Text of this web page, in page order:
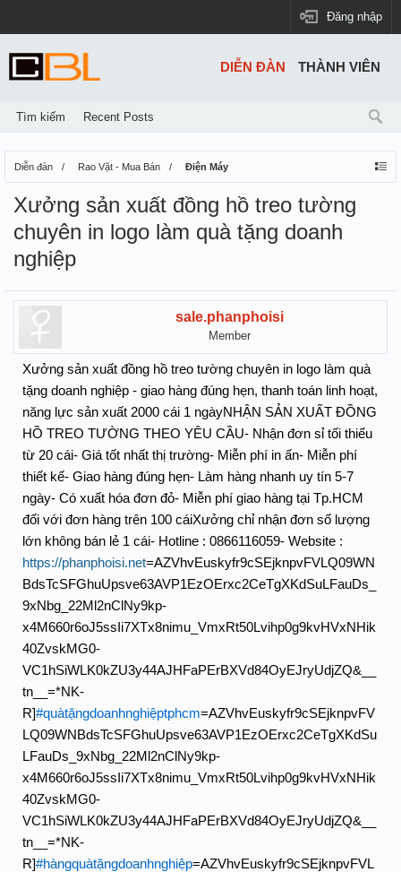
Đăng nhập
Diễn đàn Rao Vặt - Mua Bán Điện Máy
Xưởng sản xuất đồng hồ treo tường
chuyên in logo làm quà tặng doanh
nghiệp
sale.phanphoisi
Member
Xưởng sản xuất đồng hồ treo tường chuyên in logo làm quà
tặng doanh nghiệp - giao hàng đúng hẹn, thanh toán linh hoạt,
năng lực sản xuất 2000 cái 1 ngàyNHẬN SẢN XUẤT ĐỒNG
HỒ TREO TƯỜNG THEO YÊU CẦU- Nhận đơn sỉ tối thiểu
từ 20 cái- Giá tốt nhất thị trường- Miễn phí in ấn- Miễn phí
thiết kế- Giao hàng đúng hẹn- Làm hàng nhanh uy tín 5-7
ngày- Có xuất hóa đơn đỏ- Miễn phí giao hàng tại Tp.HCM
đối với đơn hàng trên 100 cáiXưởng chỉ nhận đơn số lượng
lớn không bán lẻ 1 cái- Hotline : 0866116059- Website :
https://phanphoisi.net=AZVhvEuskyfr9cSEjknpvFVLQ09WN
BdsTcSFGhuUpsve63AVP1EzOErxc2CeTgXKdSuLFauDs_
9xNbg_22Ml2nClNy9kp-
x4M660r6oJ5ssIi7XTx8nimu_VmxRt50Lvihp0g9kvHVxNHik
40ZvskMG0-
VC1hSiWLK0kZU3y44AJHFaPErBXVd84OyEJryUdjZQ&__
tn__=*NK-
R]#quàtặngdoanhnghiệptphcm=AZVhvEuskyfr9cSEjknpvFV
LQ09WNBdsTcSFGhuUpsve63AVP1EzOErxc2CeTgXKdSu
LFauDs_9xNbg_22Ml2nClNy9kp-
x4M660r6oJ5ssIi7XTx8nimu_VmxRt50Lvihp0g9kvHVxNHik
40ZvskMG0-
VC1hSiWLK0kZU3y44AJHFaPErBXVd84OyEJryUdjZQ&__
tn__=*NK-
R]#hàngquàtặngdoanhnghiệp=AZVhvEuskyfr9cSEjknpvFVL
DIỄN ĐÀN
Tìm kiếm Recent Posts
THÀNH VIÊN